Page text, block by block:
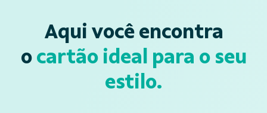
Aqui você encontra
o cartão ideal para o seu
estilo.